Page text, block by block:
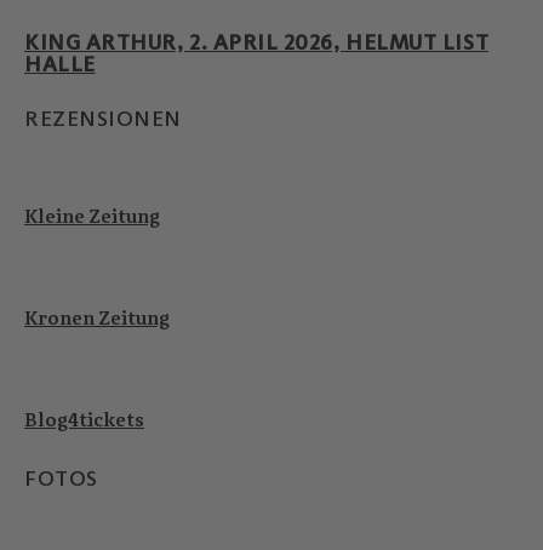
KING ARTHUR, 2. APRIL 2026, HELMUT LIST
HALLE
REZENSIONEN
Kleine Zeitung
Kronen Zeitung
Blog4tickets
FOTOS